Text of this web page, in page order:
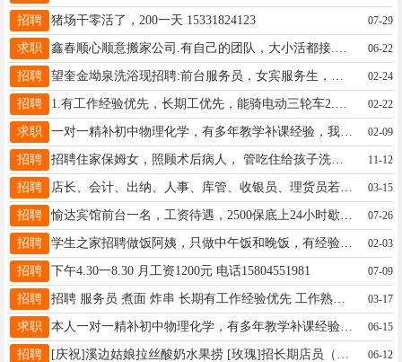
招聘 猪场干零活了，200一天 15331824123 07-29
求职 06-22
招聘 02-24
招聘 02-22
求职 一对一精补初中物理化学，有多年教学补课经验，我帮忙你努力共同提高你成绩！☎️18088755660 02-09
招聘 招聘住家保姆女，照顾术后病人， 管吃住给孩子洗衣服做饭， 孩子生病赔去医院照顾有意者电话联系工资面议 电话：18245050186 11-12
招聘 店长、会计、出纳、人事、库管、收银员、理货员若干名、B证司机（冷藏车）业务员、待遇:底薪+满勤+两餐+五险 联系方式:电话微信同步15636634455 03-15
招聘 07-26
招聘 学生之家招聘做饭阿姨，只做中午饭和晚饭，有经验优先，详情拨打电话15145509641 02-03
招聘 下午4.30一8.30 月工资1200元 电话15804551981 07-09
招聘 招聘 服务员 煮面 炸串 长期有工作经验优先 工作熟悉以后干活地道的工资还能涨电话15045538388 03-17
求职 本人一对一精补初中物理化学，有多年教学补课经验，精准把握中考命题去向☎️13351155615 06-15
招聘 06-12